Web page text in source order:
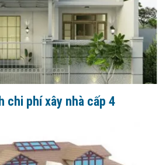
chi phí xây nhà cấp 4